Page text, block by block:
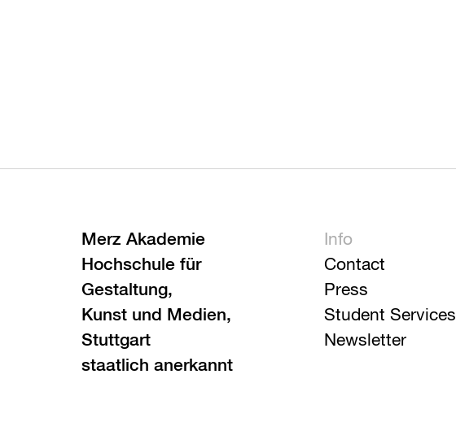
Merz Akademie
Hochschule für
Gestaltung,
Kunst und Medien,
Stuttgart
staatlich anerkannt
Info
Contact
Press
Student Services
Newsletter